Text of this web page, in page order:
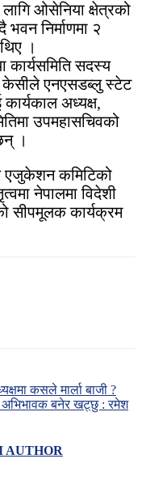
ओसेनिया क्षेत्रको
निर्माणमा २
।
सदस्य
केसीले एनएसडब्लु स्टेट
अध्यक्ष,
उपमहासचिवको
।
कमिटिको
नेपालमा विदेशी
सीपमूलक कार्यक्रम
कसले मार्ला बाजी ?
अभिभावक बनेर खट्छु : रमेश
AUTHOR